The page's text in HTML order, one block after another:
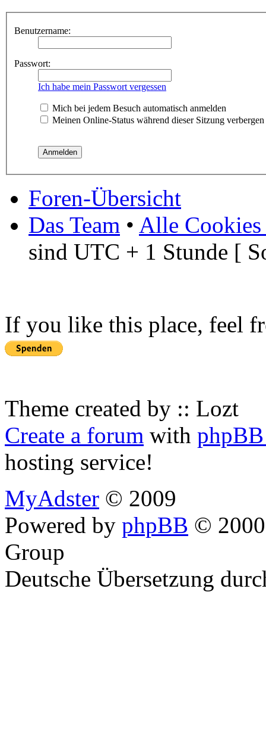
Benutzername:
Passwort:
Ich habe mein Passwort vergessen
Mich bei jedem Besuch automatisch anmelden
Meinen Online-Status während dieser Sitzung verbergen
Foren-Übersicht
Das Team • Alle Cookies
sind UTC + 1 Stunde [
If you like this place, feel
Theme created by :: Lozt
Create a forum with
hosting service!
MyAdster © 2009
Powered by phpBB ©
Group
Deutsche Übersetzung